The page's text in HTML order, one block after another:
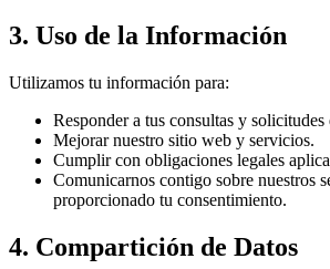
3. Uso de la Información
Utilizamos tu información para:
Responder a tus consultas y solicitudes
Mejorar nuestro sitio web y servicios.
Cumplir con obligaciones legales
Comunicarnos contigo sobre nuestros
proporcionado tu consentimiento.
4. Compartición de Datos